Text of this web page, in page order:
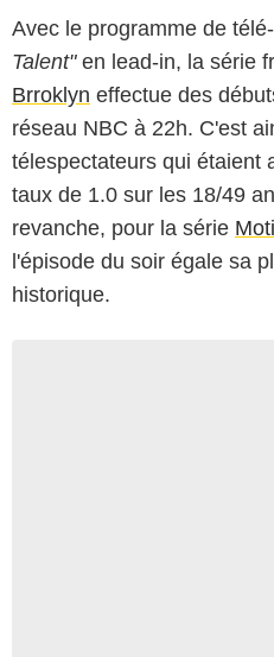
Avec le programme de
Talent"en lead-in, la série
Brroklyn effectue des
réseau NBC à 22h. C'est
télespectateurs qui étaient
taux de 1.0 sur les 18/49
revanche, pour la série
l'épisode du soir égale sa
historique.